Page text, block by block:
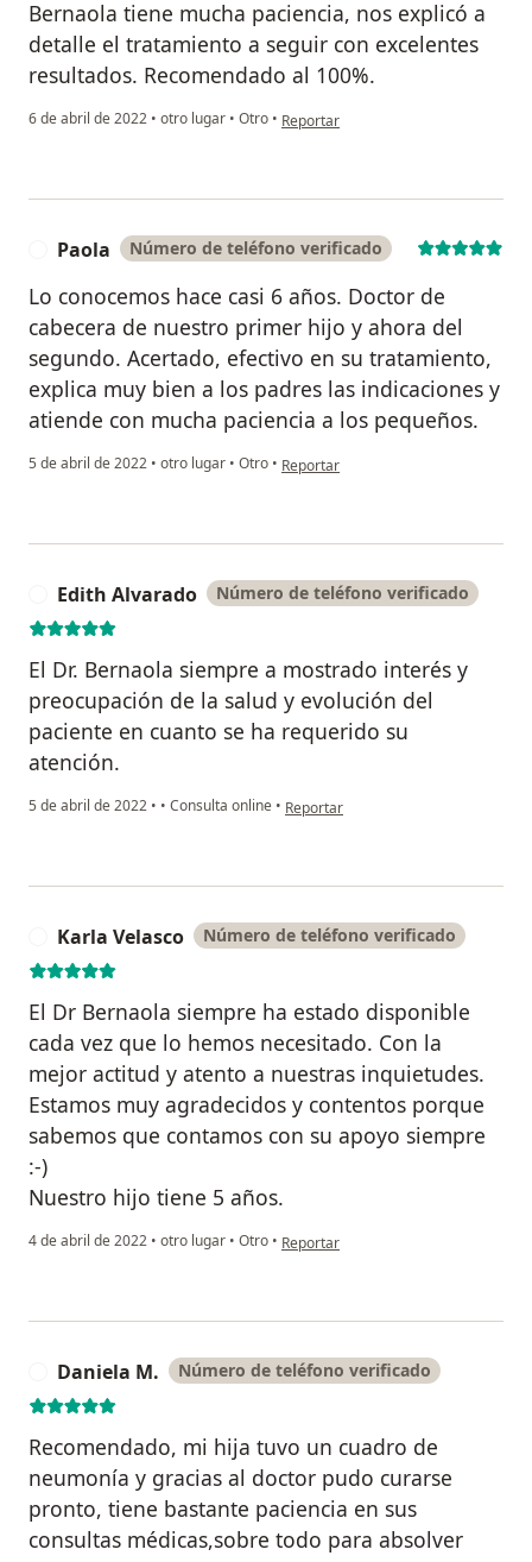
Bernaola tiene mucha paciencia, nos explicó a
detalle el tratamiento a seguir con excelentes
resultados. Recomendado al 100%.
6 de abril de 2022 • otro lugar • Otro • en opinión del usuario Jimmy
Reportar
Paola Número de teléfono verificado
Lo conocemos hace casi 6 años. Doctor de
cabecera de nuestro primer hijo y ahora del
segundo. Acertado, efectivo en su tratamiento,
explica muy bien a los padres las indicaciones y
atiende con mucha paciencia a los pequeños.
5 de abril de 2022 • otro lugar • Otro • en opinión del usuario Paola
Reportar
Edith Alvarado Número de teléfono verificado
El Dr. Bernaola siempre a mostrado interés y
preocupación de la salud y evolución del
paciente en cuanto se ha requerido su
atención.
5 de abril de 2022 • • Consulta online • en opinión del usuario Edith Alvarado
Reportar
Karla Velasco Número de teléfono verificado
El Dr Bernaola siempre ha estado disponible
cada vez que lo hemos necesitado. Con la
mejor actitud y atento a nuestras inquietudes.
Estamos muy agradecidos y contentos porque
sabemos que contamos con su apoyo siempre
:-)
Nuestro hijo tiene 5 años.
4 de abril de 2022 • otro lugar • Otro • en opinión del usuario Karla Velasco
Reportar
Daniela M. Número de teléfono verificado
Recomendado, mi hija tuvo un cuadro de
neumonía y gracias al doctor pudo curarse
pronto, tiene bastante paciencia en sus
consultas médicas,sobre todo para absolver